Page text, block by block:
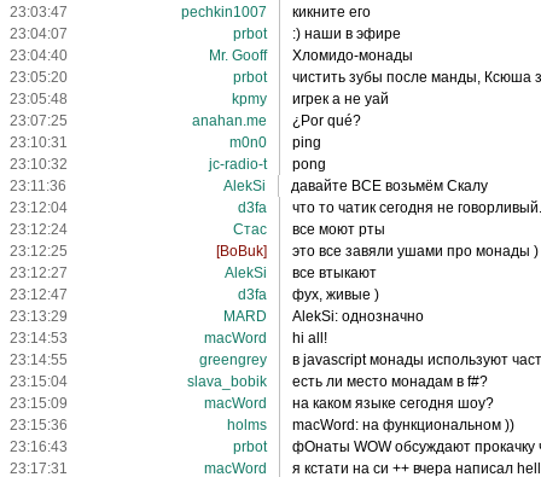
23:03:47
pechkin1007
кикните его
23:04:07
prbot
:) наши в эфире
23:04:40
Mr. Gooff
Хломидо-монады
23:05:20
prbot
чистить зубы после манды, Ксюша
23:05:48
kpmy
игрек а не уай
23:07:25
anahan.me
¿Por qué?
23:10:31
m0n0
ping
23:10:32
jc-radio-t
pong
23:11:36
AlekSi
давайте ВСЕ возьмём Скалу
23:12:04
d3fa
что то чатик сегодня не
23:12:24
Стас
все моют рты
23:12:25
[BoBuk]
это все завяли ушами про монады )
23:12:27
AlekSi
все втыкают
23:12:47
d3fa
фух, живые )
23:13:29
MARD
AlekSi: однозначно
23:14:53
macWord
hi all!
23:14:55
greengrey
в javascript монады используют
23:15:04
slava_bobik
есть ли место монадам в f#?
23:15:09
macWord
на каком языке сегодня шоу?
23:15:36
holms
macWord: на функциональном ))
23:16:43
prbot
фОнаты WOW обсуждают прокачку
23:17:31
macWord я кстати на си ++ вчера написал